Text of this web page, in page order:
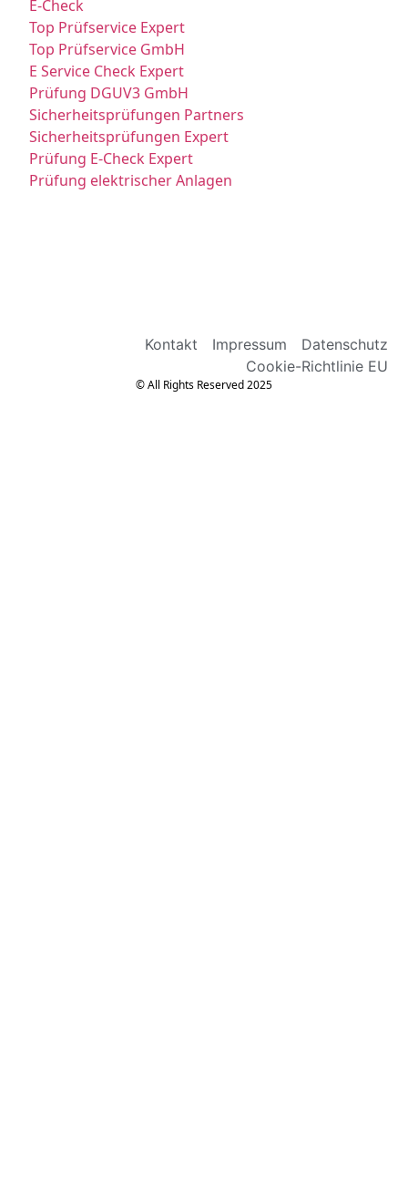
E-Check
Top Prüfservice Expert
Top Prüfservice GmbH
E Service Check Expert
Prüfung DGUV3 GmbH
Sicherheitsprüfungen Partners
Sicherheitsprüfungen Expert
Prüfung E-Check Expert
Prüfung elektrischer Anlagen
Kontakt Impressum
Datenschutz
Cookie-Richtlinie EU
© All Rights Reserved 2025